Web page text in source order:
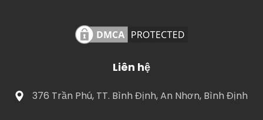
Liên hệ
376 Trần Phú, TT. Bình Định, An Nhơn, Bình Định